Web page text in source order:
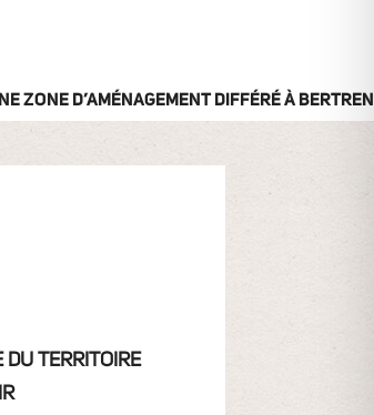
ZONE D’AMÉNAGEMENT DIFFÉRÉ À BERTREN
DU TERRITOIRE